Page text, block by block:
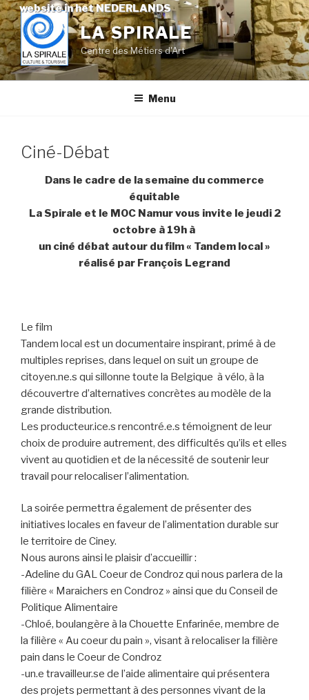
website in het NEDERLANDS
Skip
to
content
LA SPIRALE
Centre des Métiers d'Art
Menu
Ciné-Débat
Dans le cadre de la semaine du commerce
équitable
La Spirale et le MOC Namur vous invite le jeudi 2
octobre à 19h à
un ciné débat autour du film « Tandem local »
réalisé par François Legrand
Le film
Tandem local est un documentaire inspirant, primé à de
multiples reprises, dans lequel on suit un groupe de
citoyen.ne.s qui sillonne toute la Belgique à vélo, à la
découvertre d’alternatives concrètes au modèle de la
grande distribution.
Les producteur.ice.s rencontré.e.s témoignent de leur
choix de produire autrement, des difficultés qu’ils et elles
vivent au quotidien et de la nécessité de soutenir leur
travail pour relocaliser l’alimentation.
La soirée permettra également de présenter des
initiatives locales en faveur de l’alimentation durable sur
le territoire de Ciney.
Nous aurons ainsi le plaisir d’accueillir :
-Adeline du GAL Coeur de Condroz qui nous parlera de la
filière « Maraichers en Condroz » ainsi que du Conseil de
Politique Alimentaire
-Chloé, boulangère à la Chouette Enfarinée, membre de
la filière « Au coeur du pain », visant à relocaliser la filière
pain dans le Coeur de Condroz
-un.e travailleur.se de l’aide alimentaire qui présentera
des projets permettant à des personnes vivant de la